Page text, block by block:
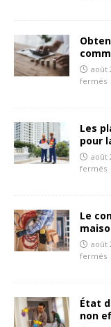
août
fermés
Les
pour
août
fermés
Le
août
fermés
État
non